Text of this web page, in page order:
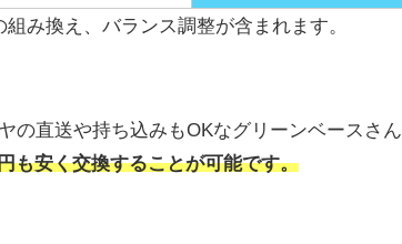
み換え、バランス調整が含まれます。
の直送や持ち込みもOKなグリーンベースさん
も安く交換することが可能です。